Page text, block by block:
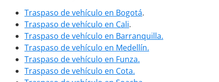
Traspaso de vehículo en Bogotá.
Traspaso de vehículo en Cali.
Traspaso de vehículo en Barranquilla.
Traspaso de vehículo en Medellín.
Traspaso de vehículo en Funza.
Traspaso de vehículo en Cota.